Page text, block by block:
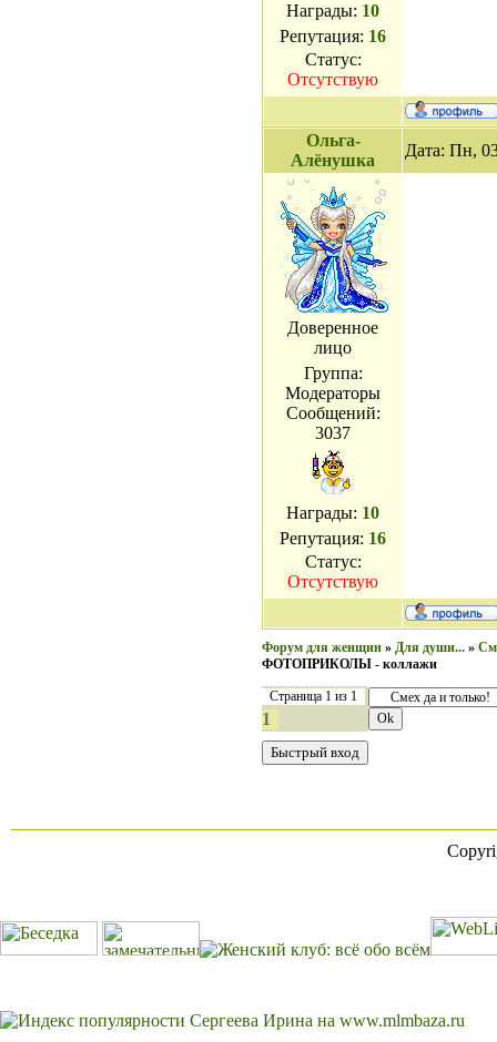
Награды: 10
Репутация: 16
Статус:
Отсутствую
Ольга-
Алёнушка
Дата: Пн,
Доверенное
лицо
Группа:
Модераторы
Сообщений:
3037
Награды: 10
Репутация: 16
Статус:
Отсутствую
Форум для женщин » Для души... »
ФОТОПРИКОЛЫ - коллажи
Страница 1 из 1
1